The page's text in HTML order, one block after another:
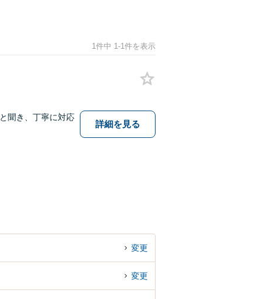
1件中 1-1件を表示
聞き、丁寧に対応
詳細を見る
変更
変更